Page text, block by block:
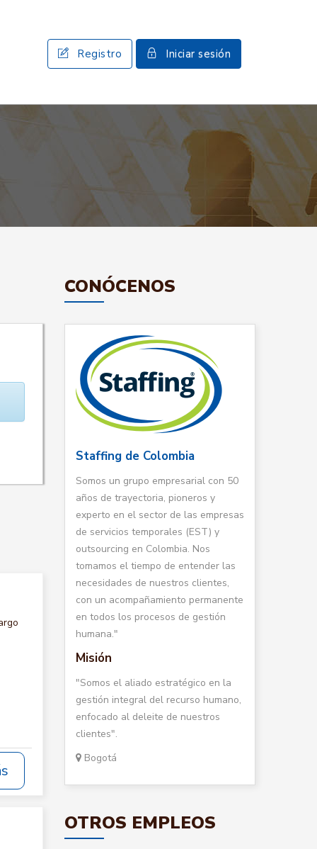
Registro Iniciar sesión
CONÓCENOS
Staffing de Colombia
Somos un grupo empresarial con 50
años de trayectoria, pioneros y
experto en el sector de las empresas
de servicios temporales (EST) y
outsourcing en Colombia. Nos
tomamos el tiempo de entender las
necesidades de nuestros clientes,
con un acompañamiento permanente
en todos los procesos de gestión
humana."
Misión
"Somos el aliado estratégico en la
gestión integral del recurso humano,
enfocado al deleite de nuestros
clientes".
Bogotá
OTROS EMPLEOS